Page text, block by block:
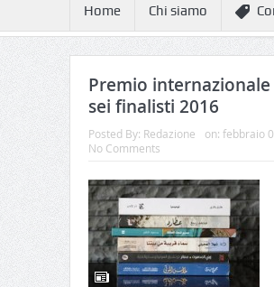
Home Chi siamo
Premio
sei finalisti 2016
Posted By: Redazione on: febbraio
No Comments